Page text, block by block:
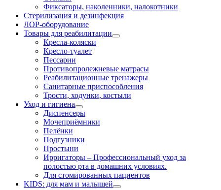
Фиксаторы, наколенники, налокотники
Стерилизация и дезинфекция
ЛОР-оборудование
Товары для реабилитации
Кресла-коляски
Кресло-туалет
Пессарии
Противопролежневые матрасы
Реабилитационные тренажеры
Санитарные приспособления
Трости, ходунки, костыли
Уход и гигиена
Диспенсеры
Мочеприёмники
Пелёнки
Подгузники
Простыни
Ирригаторы – Профессиональный уход за
полостью рта в домашних условиях.
Для стомированных пациентов
KIDS: для мам и малышей